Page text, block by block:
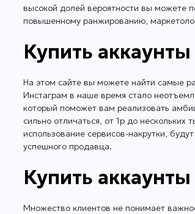
высокой долей вероятности вы можете
повышенному ранжированию,
Купить
На этом сайте вы можете найти самые
Инстаграм в наше время стало
который поможет вам реализовать
сильно отличаться, от 1р до
использование сервисов-накрутки,
успешного продавца.
Купить
Множество клиентов не понимает